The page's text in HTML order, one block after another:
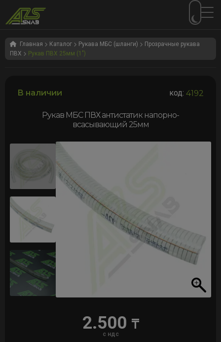
Перейти
навигации
Перейти
содержимому
Главная Каталог Рукава МБС (шланги)
Прозрачные рукава
ПВХ
Рукав ПВХ 25мм (1")
В наличии код: 4192
Рукав МБС ПВХ антистатик напорно-
всасывающий 25мм
2.500 ₸
с ндс